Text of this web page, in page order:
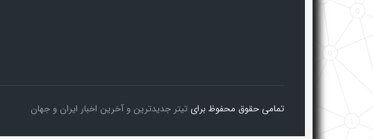
تمامی حقوق محفوظ برای تیتر جدیدترین و آخرین اخبار ایران و جهان